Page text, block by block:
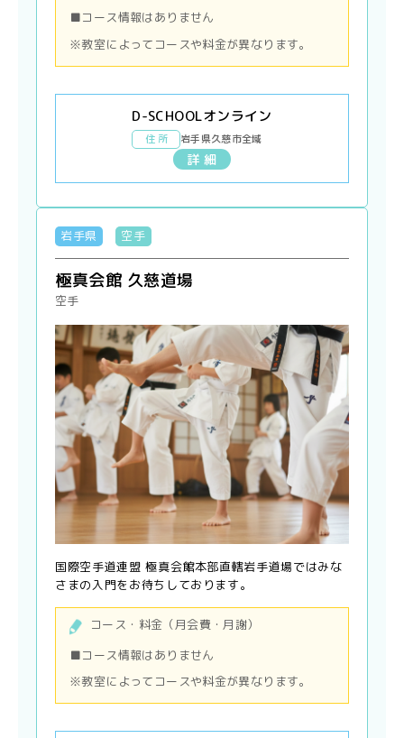
■コース情報はありません
※教室によってコースや料金が異なります。
D-SCHOOLオンライン
住 所 岩手県久慈市全域
詳 細
岩手県 空手
極真会館 久慈道場
空手
国際空手道連盟 極真会館本部直轄岩手道場ではみな
さまの入門をお待ちしております。
コース・料金（月会費・月謝）
■コース情報はありません
※教室によってコースや料金が異なります。